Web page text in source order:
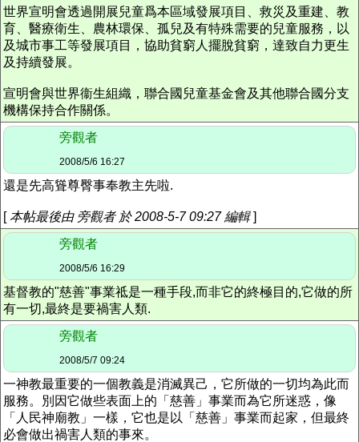
世界宣明會透過開展兒童爲本區域發展項目、救災及重建、教
育、醫療衛生、農林環保、孤兒及有特殊需要的兒童服務，以
及城市事工等發展項目，協助貧窮人擺脫貧窮，達致自力更生
及持續發展。
宣明會與世界衞生組織，聯合國兒童基金會及其他聯合國分支
機構保持合作關係。
旁觀者
2008/5/6 16:27
還是先高聳尊臀事奉教主先啦.
[本帖最後由 旁觀者 於 2008-5-7 09:27 編輯]
旁觀者
2008/5/6 16:29
基督教的"慈善"事業祗是一種手段,而非它的終極目的,它做的所
有一切,最終是要禍害人類.
旁觀者
2008/5/7 09:24
一神教最重要的一個教義是消滅異己，它所做的一切均為此而
服務。別因它做些表面上的「慈善」事業而為它所迷惑，像
「人民神廟教」一樣，它也是以「慈善」事業而起家，但最終
必會做出禍害人類的事來。